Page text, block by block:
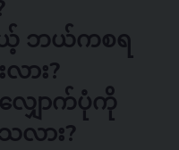
ယ့် ဘယ်ကစရ
ား?
ျှောက်ပုံကို
လား?